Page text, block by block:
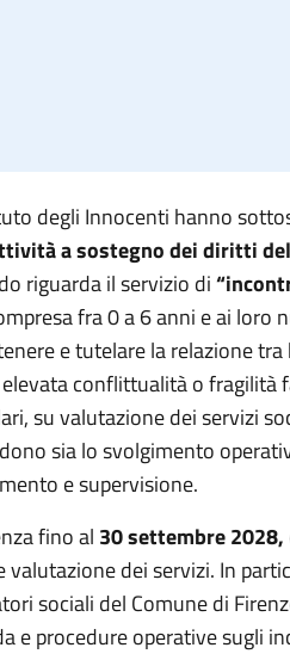
degli Innocenti hanno
a sostegno dei diritti
riguarda il servizio di
fra 0 a 6 anni e ai loro
e tutelare la relazione
conflittualità o fragilità
su valutazione dei servizi
sia lo svolgimento
e supervisione.
fino al 30 settembre 2028,
dei servizi. In
sociali del Comune di
e procedure operative sugli